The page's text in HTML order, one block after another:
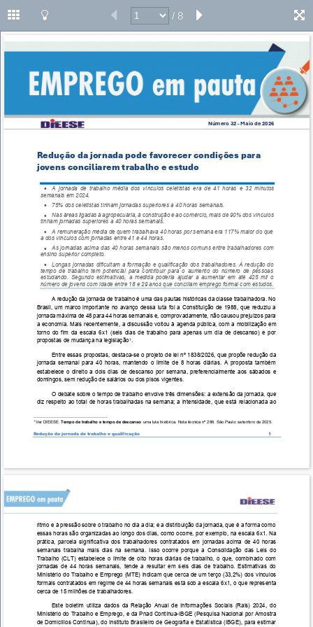
/ 8
Redução da jornada de trabalho e qualificação 1
Número 32 - Maio de 2026
Redução da jornada pode favorecer condições para
jovens conciliarem trabalho e estudo
•
A jornada de trabalho média dos vínculos celetistas era de 41 horas e 32 minutos
semanais em 2024.
• 75% dos celetistas tinham jornadas superiores a 40 horas semanais.
•
Nas áreas ligadas à agropecuária, à construção e ao comércio, mais de 90% dos vínculos
tinham jornadas superiores a 40 horas semanais.
• A remuneração média de quem trabalhava 40 horas por semana era 117% maior do que
a dos vínculos com jornadas entre 41 e 44 horas.
• As jornadas acima das 40 horas semanais são menos comuns entre trabalhadores com
ensino superior completo.
•
Longas jornadas dificultam a formação e qualificação dos trabalhadores. A redução do
tempo de trabalho tem potencial para contribuir para o aumento do número de pessoas
estudando. Segundo estimativas, a medida poderia ajudar a aumentar em até 425 mil o
número de jovens com idade entre 18 e 29 anos que conciliam emprego formal com estudos.
A redução da jornada de trabalho é uma das pautas históricas da classe trabalhadora. No
Brasil, um marco importante no avanço dessa luta foi a Constituição de 1988, que reduziu a
jornada máxima de 48 para 44 horas semanais e, comprovadamente, não causou prejuízos para
a economia. Mais recentemente, a discussão voltou à agenda pública, com a mobilização em
torno do fim da escala 6x1 (seis dias de trabalho para apenas um dia de descanso) e por
propostas de mudança na legislação1.
Entre essas propostas, destaca-se o projeto de lei nº 1838/2026, que propõe redução da
jornada semanal para 40 horas, mantendo o limite de 8 horas diárias. A proposta também
estabelece o direito a dois dias de descanso por semana, preferencialmente aos sábados e
domingos, sem redução de salários ou dos pisos vigentes.
O debate sobre o tempo de trabalho envolve três dimensões: a extensão da jornada, que
diz respeito ao total de horas trabalhadas na semana; a intensidade, que está relacionada ao
1 Ver DIEESE. Tempo de trabalho e tempo de descanso: uma luta histórica. Nota técnica nº 286. São Paulo: setembro de 2025.
ritmo e à pressão sobre o trabalho no dia a dia; e a distribuição da jornada, que é a forma como
essas horas são organizadas ao longo dos dias, como ocorre, por exemplo, na escala 6x1. Na
prática, parcela significativa dos trabalhadores contratados em jornadas acima de 40 horas
semanais trabalha mais dias na semana. Isso ocorre porque a Consolidação das Leis do
Trabalho (CLT) estabelece o limite de oito horas diárias de trabalho, o que, combinado com
jornadas de 44 horas semanais, tende a resultar em seis dias de trabalho. Estimativas do
Ministério do Trabalho e Emprego (MTE) indicam que cerca de um terço (33,2%) dos vínculos
formais contratados em regime de 44 horas semanais está sob a escala 6x1, o que representa
cerca de 15 milhões de trabalhadores.
Este boletim utiliza dados da Relação Anual de Informações Sociais (Rais) 2024, do
Ministério do Trabalho e Emprego, e da Pnad Contínua-IBGE (Pesquisa Nacional por Amostra
de Domicílios Contínua), do Instituto Brasileiro de Geografia e Estatística (IBGE), para estimar